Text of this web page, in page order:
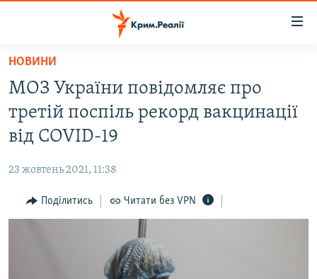
Перейти
основного
матеріалу
Перейти
до
основної
Перейти
до
ВОДА.КРИМ
ВІДЕО ТА ФОТО
БЛОГИ
ПОГЛЯД
НОВИНИ
МОЗ України повідомляє про
третій поспіль рекорд вакцинації
від COVID-19
23 жовтень 2021, 11:38
Поділитись Читати без VPN